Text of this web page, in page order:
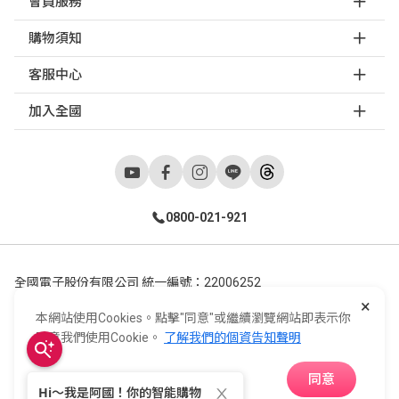
購物須知
客服中心
加入全國
0800-021-921
全國電子股份有限公司 統一編號：22006252
Copyright ©2026© E-Life Co., Ltd. All Rights Reserved.
×
本網站使用Cookies。點擊"同意"或繼續瀏覽網站即表示你
同意我們使用Cookie。 了解我們的個資告知聲明
同意